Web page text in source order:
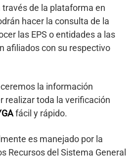
de la plataforma en
hacer la consulta de la
las EPS o entidades a las
afiliados con su respectivo
la información
realizar toda la verificación
fácil y rápido.
es manejado por la
Recursos del Sistema General